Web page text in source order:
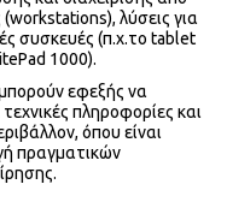
λύσεις για
συσκευές (π.χ.το tablet
1000).
εφεξής να
πληροφορίες και
όπου είναι
πραγματικών